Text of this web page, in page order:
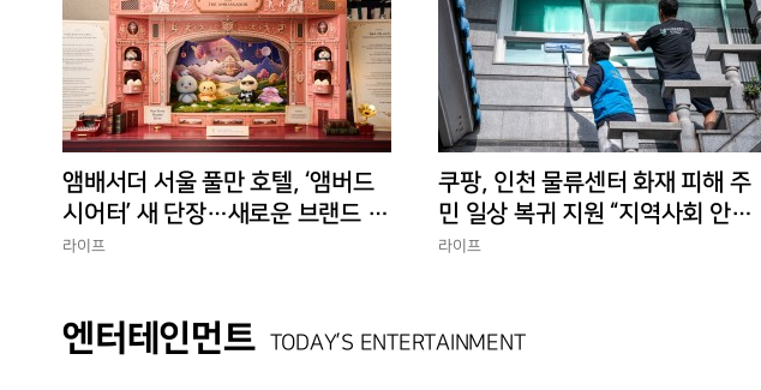
앰배서더 서울 풀만 호텔, ‘앰버드
시어터’ 새 단장…새로운 브랜드 경
험 선사
라이프
쿠팡, 인천 물류센터 화재 피해 주
민 일상 복귀 지원 “지역사회 안정
에 총력”
라이프
엔터테인먼트 TODAY’S ENTERTAINMENT